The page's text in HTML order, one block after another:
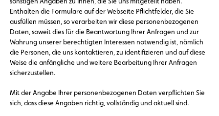
Enthalten die Formulare auf der Webseite Pflichtfelder, die Sie
ausfüllen müssen, so verarbeiten wir diese personenbezogenen
Daten, soweit dies für die Beantwortung Ihrer Anfragen und zur
Wahrung unserer berechtigten Interessen notwendig ist, nämlich
die Personen, die uns kontaktieren, zu identifizieren und auf diese
Weise die anfängliche und weitere Bearbeitung Ihrer Anfragen
sicherzustellen.
Mit der Angabe Ihrer personenbezogenen Daten verpflichten Sie
sich, dass diese Angaben richtig, vollständig und aktuell sind.